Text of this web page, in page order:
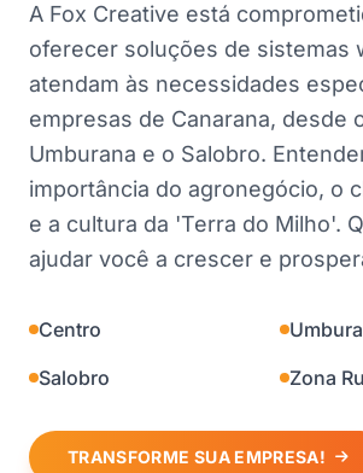
A Fox Creative está
oferecer soluções de sistemas
atendam às necessidades
empresas de Canarana, desde
Umburana e o Salobro.
importância do agronegócio, o
e a cultura da 'Terra do Milho'.
ajudar você a crescer e
Centro
Salobro
Zona
TRANSFORME SUA EMPRESA!